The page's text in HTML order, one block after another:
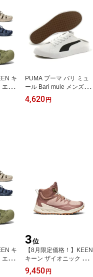
キ
イ
メ
ダル
PUMA プーマ バリ ミュ
ール Bari mule メンズ レ
ディース サンダル ホワ
イト 白 371318-02
4,620 円
キ
イ
メ
ダル
3位
【8月限定価格！】KEEN
キーン ザイオニック ミ
ッド ウォータープルーフ
ZIONIC レディース 防水
9,450 円